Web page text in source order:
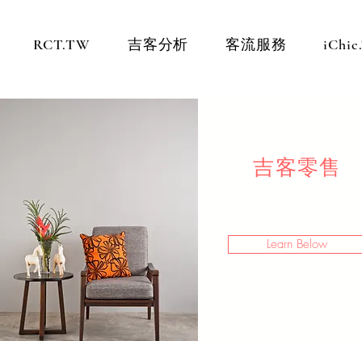
RCT.TW 吉客分析 客流服務
吉客零售
Learn Below